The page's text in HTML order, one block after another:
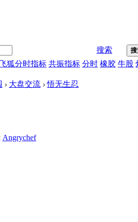
搜索
狐分时指标 共振指标 分时 橡胶 牛股
› 大盘交流 › 悟无生忍
Angrychef